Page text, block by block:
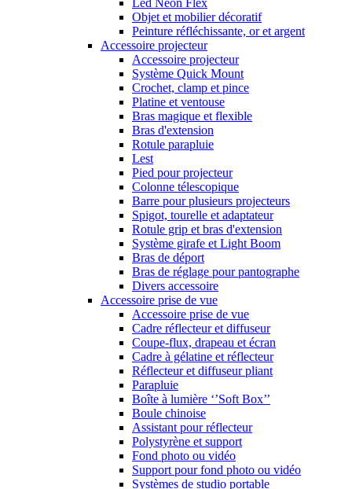
Led Neon Flex
Objet et mobilier décoratif
Peinture réfléchissante, or et argent
Accessoire projecteur
Accessoire projecteur
Système Quick Mount
Crochet, clamp et pince
Platine et ventouse
Bras magique et flexible
Bras d'extension
Rotule parapluie
Lest
Pied pour projecteur
Colonne télescopique
Barre pour plusieurs projecteurs
Spigot, tourelle et adaptateur
Rotule grip et bras d'extension
Système girafe et Light Boom
Bras de déport
Bras de réglage pour pantographe
Divers accessoire
Accessoire prise de vue
Accessoire prise de vue
Cadre réflecteur et diffuseur
Coupe-flux, drapeau et écran
Cadre à gélatine et réflecteur
Réflecteur et diffuseur pliant
Parapluie
Boîte à lumière ‘’Soft Box’’
Boule chinoise
Assistant pour réflecteur
Polystyrène et support
Fond photo ou vidéo
Support pour fond photo ou vidéo
Systèmes de studio portable